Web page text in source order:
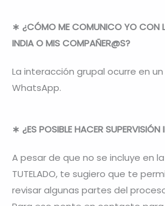
∗ ¿CÓMO ME COMUNICO YO CON
INDIA O MIS COMPAÑER@S?
La interacción grupal ocurre en
WhatsApp.
∗ ¿ES POSIBLE HACER SUPERVISIÓN
A pesar de que no se incluye en
TUTELADO, te sugiero que te
revisar algunas partes del